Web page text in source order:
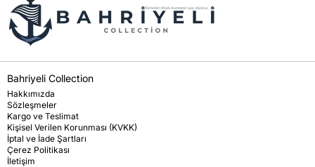
Bahriyeli Collection
Hakkımızda
Sözleşmeler
Kargo ve Teslimat
Kişisel Verilen Korunması (KVKK)
İptal ve İade Şartları
Çerez Politikası
İletişim